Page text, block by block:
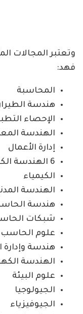
وتعتبر المجالات
فهد:
المحاسبة
هندسة
الإحصاء
الهندسة
إدارة الأعمال
6 الهندسة الكيميائية
الكيمياء
الهندسة
هندسة
شبكات
علوم الحاسب
هندسة وإدارة
الهندسة
علوم البيئة
الجيولوجيا
الجيوفيزياء